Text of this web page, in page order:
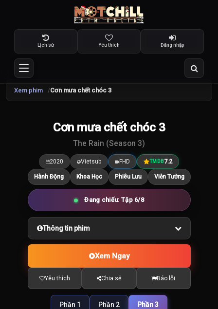
Lịch sử Yêu thích Đăng nhập
Xem phim Cơn mưa chết chóc 3
7.3/10
Cơn mưa chết chóc 3
The Rain (Season 3)
2020 Vietsub FHD TMDB7.2
Hành Động Khoa Học Phiêu Lưu Viễn Tưởng
Đang chiếu: Tập 6/8
Thông tin phim
Xem Ngay
Yêu thích Chia sẻ Báo lỗi
Phần 1 Phần 2 Phần 3